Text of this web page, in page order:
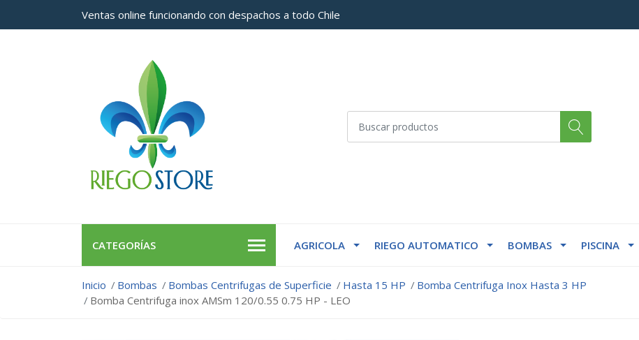
Ventas online funcionando con despachos a todo Chile
CATEGORÍAS AGRICOLA RIEGO AUTOMATICO BOMBAS PISCINA
Inicio Bombas Bombas Centrifugas de Superficie Hasta 15 HP
Bomba Centrifuga Inox Hasta 3 HP
Bomba Centrifuga inox AMSm 120/0.55 0.75 HP - LEO